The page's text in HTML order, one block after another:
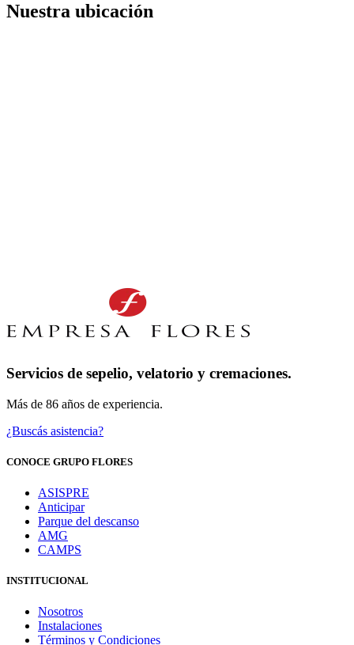
Nuestra ubicación
Servicios de sepelio, velatorio y cremaciones.
Más de 86 años de experiencia.
¿Buscás asistencia?
CONOCE GRUPO FLORES
ASISPRE
Anticipar
Parque del descanso
AMG
CAMPS
INSTITUCIONAL
Nosotros
Instalaciones
Términos y Condiciones